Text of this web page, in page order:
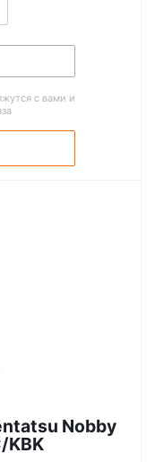
с вами и
Nobby
KBK